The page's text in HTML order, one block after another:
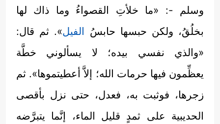
وسلم -: «ما خلأتِ القصواءُ وما ذاك لها
بخلُقُ، ولكن حبسها حابسُ الفيل». ثم قال:
«والذي نفسي بيده؛ لا يسألوني خطَّة
يعظِّمون فيها حرمات الله؛ إلاَّ أعطيتموها». ثم
زجرها، فوثبت به، فعدل، حتى نزل بأقصى
الحديبية على ثمدٍ قليل الماء، إنَّما يتبرَّضه